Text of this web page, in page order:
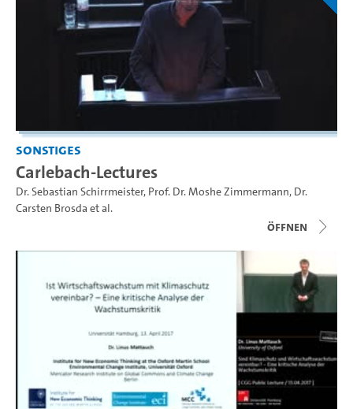
Sonstiges
Carlebach-Lectures
Dr. Sebastian Schirrmeister, Prof. Dr. Moshe Zimmermann, Dr.
Carsten Brosda et al.
Öffnen